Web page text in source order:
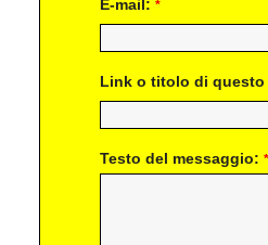
E-mail: *
Link o titolo di
Testo del messaggio: *